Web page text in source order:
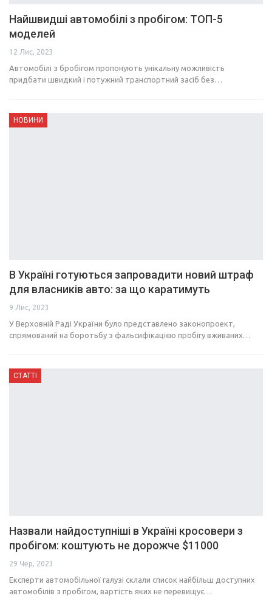
Найшвидші автомобілі з пробігом: ТОП-5
моделей
12 Лис, 2023
Автомобілі з бробігом пропонують унікальну можливість
придбати швидкий і потужний транспортний засіб без…
НОВИНИ
В Україні готуються запровадити новий штраф
для власників авто: за що каратимуть
9 Лис, 2023
У Верховній Раді України було представлено законопроект,
спрямований на боротьбу з фальсифікацією пробігу вживаних…
СТАТТІ
Назвали найдоступніші в Україні кросовери з
пробігом: коштують не дорожче $11000
29 Чер, 2023
Експерти автомобільної галузі склали список найбільш доступних
автомобілів з пробігом, вартість яких не перевищує…